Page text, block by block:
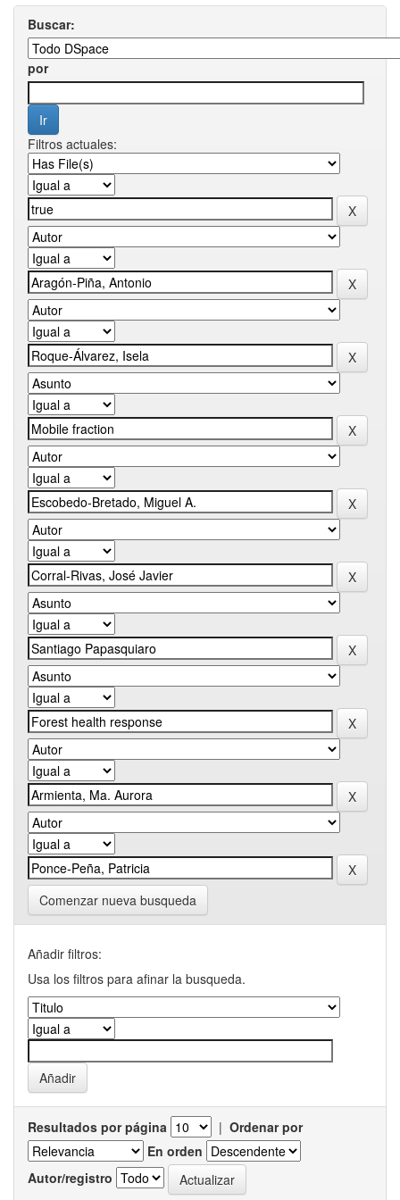
Buscar:
por
Filtros actuales:
Comenzar nueva busqueda
Añadir filtros:
Usa los filtros para afinar la busqueda.
Resultados por página | Ordenar por
En orden
Autor/registro